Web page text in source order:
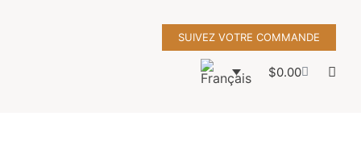
SUIVEZ VOTRE COMMANDE
$0.00